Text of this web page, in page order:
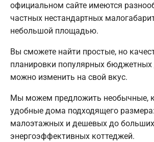
официальном сайте имеются
частных нестандартных
небольшой площадью.
Вы сможете найти простые, но
планировки популярных
можно изменить на свой вкус.
Мы можем предложить необычные,
удобные дома подходящего
малоэтажных и дешевых до больших
энергоэффективных коттеджей.